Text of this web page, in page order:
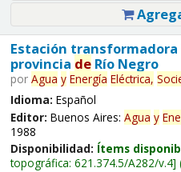
Estación transformadora
provincia deRío Negro
por Agua y Energía Eléctrica,
Idioma: Español
Editor: Buenos Aires: Agua y
1988
Disponibilidad: Ítems
topográfica: 621.374.5/A282/v.4